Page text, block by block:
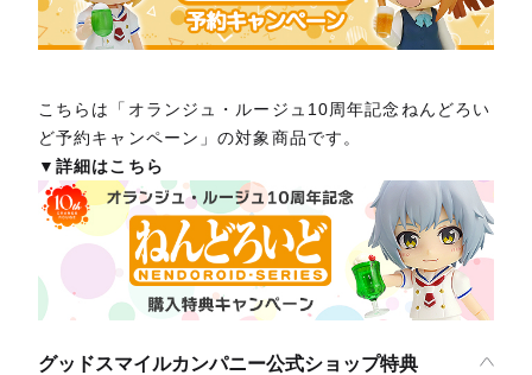
こちらは「オランジュ・ルージュ10周年記念ねんどろい
ど予約キャンペーン」の対象商品です。
▼詳細はこちら
グッドスマイルカンパニー公式ショップ特典